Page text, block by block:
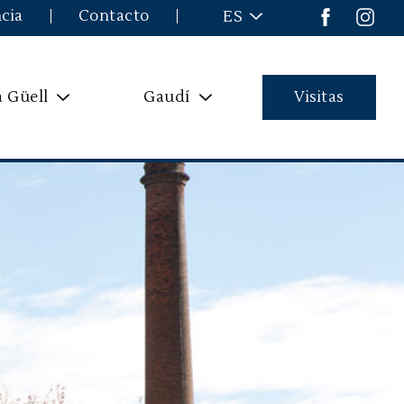
Contacto ES
Güell Gaudí Visitas